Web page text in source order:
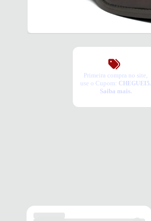
Primeira compra no site,
use o Cupom: CHEGUEI5.
Saiba mais.